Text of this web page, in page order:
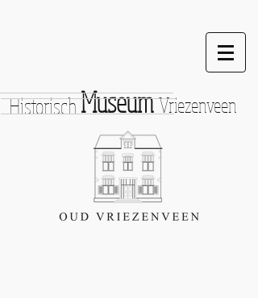
HistorischMuseumVriezenveen